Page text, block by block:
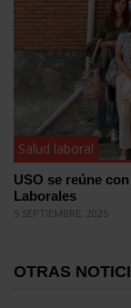
Salud laboral
USO se reúne
Laborales
5 SEPTIEMBRE, 2025
OTRAS